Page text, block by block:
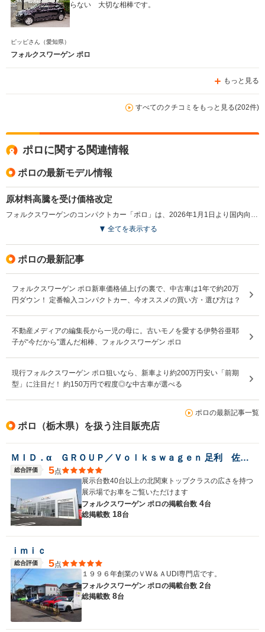
らない 大切な相棒です。
ピッピさん （愛知県）
フォルクスワーゲン ポロ
もっと見る
すべてのクチコミをもっと見る(202件)
ポロに関する関連情報
ポロの最新モデル情報
原材料高騰を受け価格改定
全てを表示する
ポロの最新記事
フォルクスワーゲン ポロ新車価格値上げの裏で、中古車は1年で約20万
円ダウン！ 定番輸入コンパクトカー、今オススメの買い方・選び方は？
不動産メディアの編集長から一児の母に。古いモノを愛する伊勢谷亜耶
子が“今だから”選んだ相棒、フォルクスワーゲン ポロ
現行フォルクスワーゲン ポロ狙いなら、新車より約200万円安い「前期
型」に注目だ！ 約150万円で程度◎な中古車が選べる
ポロの最新記事一覧
ポロ（栃木県）を扱う注目販売店
ＭＩＤ．α ＧＲＯＵＰ／Ｖｏｌｋｓｗａｇｅｎ 足利 佐野認定中古車センター／ファーレン栃木南株式会社
総合評価 5点
展示台数40台以上の北関東トップクラスの広さを持つ
展示場でお車をご覧いただけます
フォルクスワーゲン ポロの掲載台数 4台
総掲載数 18台
ｉｍｉｃ
総合評価 5点
１９９６年創業のＶW＆ＡUDI専門店です。
フォルクスワーゲン ポロの掲載台数 2台
総掲載数 8台